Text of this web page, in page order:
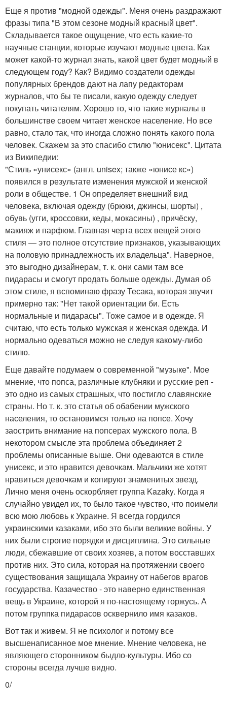
Еще я против "модной одежды". Меня очень раздражают
фразы типа "В этом сезоне модный красный цвет".
Складывается такое ощущение, что есть какие-то
научные станции, которые изучают модные цвета. Как
может какой-то журнал знать, какой цвет будет модный в
следующем году? Как? Видимо создатели одежды
популярных брендов дают на лапу редакторам
журналов, что бы те писали, какую одежду следует
покупать читателям. Хорошо то, что такие журналы в
большинстве своем читает женское население. Но все
равно, стало так, что иногда сложно понять какого пола
человек. Скажем за это спасибо стилю "юнисекс". Цитата
из Википедии:
"Стиль «унисекс» (англ. unisex; также «юнисе кс»)
появился в результате изменения мужской и женской
роли в обществе. 1 Он определяет внешний вид
человека, включая одежду (брюки, джинсы, шорты) ,
обувь (угги, кроссовки, кеды, мокасины) , причёску,
макияж и парфюм. Главная черта всех вещей этого
стиля — это полное отсутствие признаков, указывающих
на половую принадлежность их владельца". Наверное,
это выгодно дизайнерам, т. к. они сами там все
пидарасы и смогут продать больше одежды. Думая об
этом стиле, я вспоминаю фразу Тесака, которая звучит
примерно так: "Нет такой ориентации би. Есть
нормальные и пидарасы". Тоже самое и в одежде. Я
считаю, что есть только мужская и женская одежда. И
нормально одеваться можно не следуя какому-либо
стилю.
Еще давайте подумаем о современной "музыке". Мое
мнение, что попса, различные клубняки и русские реп -
это одно из самых страшных, что постигло славянские
страны. Но т. к. это статья об обабении мужского
населения, то остановимся только на попсе. Хочу
заострить внимание на попсерах мужского пола. В
некотором смысле эта проблема объединяет 2
проблемы описанные выше. Они одеваются в стиле
унисекс, и это нравится девочкам. Мальчики же хотят
нравиться девочкам и копируют знаменитых звезд.
Лично меня очень оскорбляет группа Kazaky. Когда я
случайно увидел их, то было такое чувство, что поимели
всю мою любовь к Украине. Я всегда гордился
украинскими казаками, ибо это были великие войны. У
них были строгие порядки и дисциплина. Это сильные
люди, сбежавшие от своих хозяев, а потом восставших
против них. Это сила, которая на протяжении своего
существования защищала Украину от набегов врагов
государства. Казачество - это наверно единственная
вещь в Украине, которой я по-настоящему горжусь. А
потом группка пидарасов осквернило имя казаков.
Вот так и живем. Я не психолог и потому все
высшенаписанное мое мнение. Мнение человека, не
являющего сторонником быдло-культуры. Ибо со
стороны всегда лучше видно.
0/